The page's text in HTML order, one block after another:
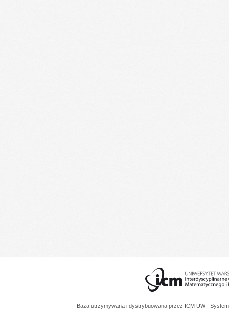
Baza utrzymywana i dystrybuowana przez ICM UW |